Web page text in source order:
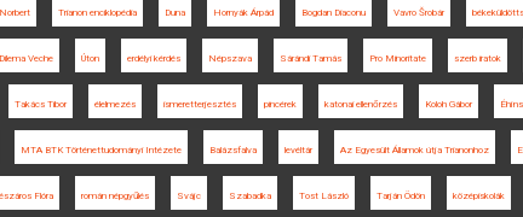
Trianon enciklopédia Duna Hornyák Árpád Bogdan Diaconu Vavro Šrobár
Dilema Veche Úton erdélyi kérdés Népszava Sárándi Tamás Pro Minoritate szerb iratok
Takács Tibor élelmezés ismeretterjesztés pincérek katonai ellenőrzés Koloh Gábor
MTA BTK Történettudományi Intézete Balázsfalva levéltár Az Egyesült Államok útja Trianonhoz
Flóra román népgyűlés Svájc Szabadka Tost László Tarján Ödön középiskolák